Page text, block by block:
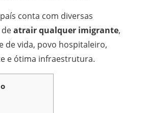
conta com diversas
atrair qualquer imigrante,
de vida, povo hospitaleiro,
e ótima infraestrutura.